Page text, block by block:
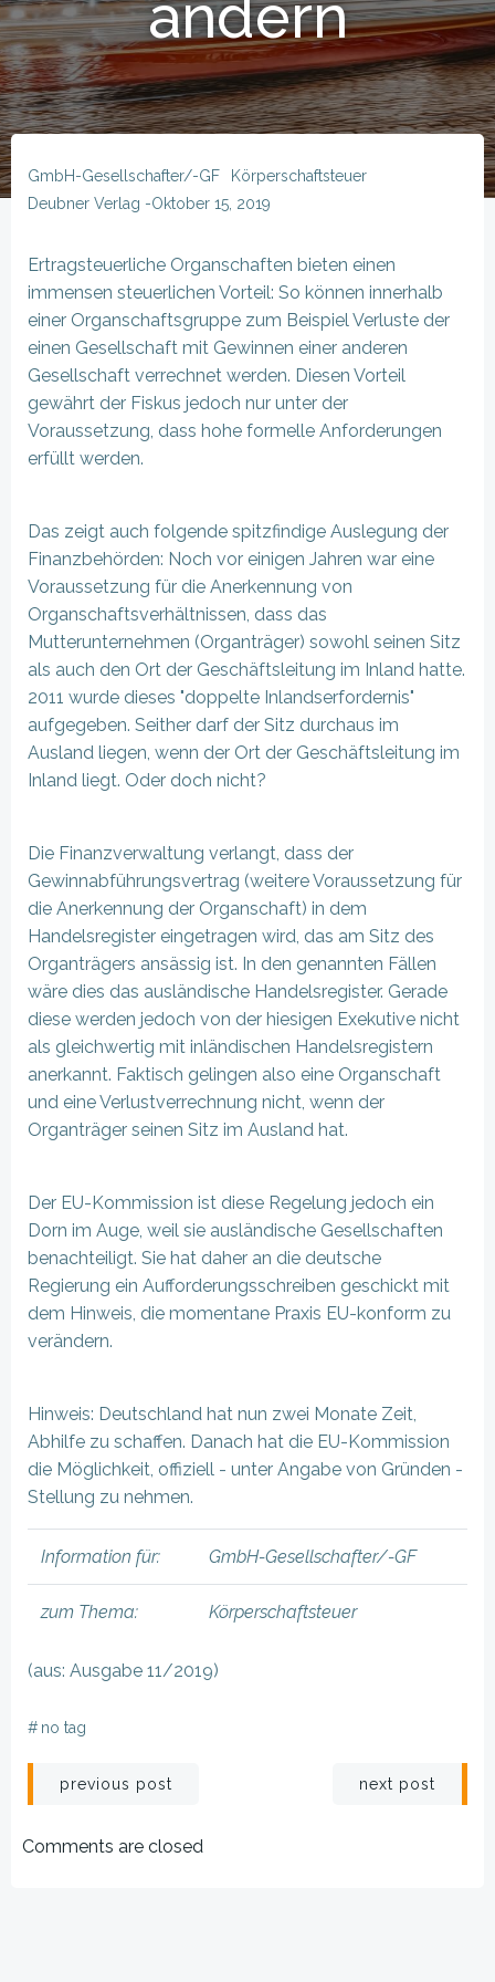
ändern
GmbH-Gesellschafter/-GF
Körperschaftsteuer
Deubner Verlag -Oktober 15, 2019
Ertragsteuerliche Organschaften bieten einen
immensen steuerlichen Vorteil: So können innerhalb
einer Organschaftsgruppe zum Beispiel Verluste der
einen Gesellschaft mit Gewinnen einer anderen
Gesellschaft verrechnet werden. Diesen Vorteil
gewährt der Fiskus jedoch nur unter der
Voraussetzung, dass hohe formelle Anforderungen
erfüllt werden.
Das zeigt auch folgende spitzfindige Auslegung der
Finanzbehörden: Noch vor einigen Jahren war eine
Voraussetzung für die Anerkennung von
Organschaftsverhältnissen, dass das
Mutterunternehmen (Organträger) sowohl seinen Sitz
als auch den Ort der Geschäftsleitung im Inland hatte.
2011 wurde dieses "doppelte Inlandserfordernis"
aufgegeben. Seither darf der Sitz durchaus im
Ausland liegen, wenn der Ort der Geschäftsleitung im
Inland liegt. Oder doch nicht?
Die Finanzverwaltung verlangt, dass der
Gewinnabführungsvertrag (weitere Voraussetzung für
die Anerkennung der Organschaft) in dem
Handelsregister eingetragen wird, das am Sitz des
Organträgers ansässig ist. In den genannten Fällen
wäre dies das ausländische Handelsregister. Gerade
diese werden jedoch von der hiesigen Exekutive nicht
als gleichwertig mit inländischen Handelsregistern
anerkannt. Faktisch gelingen also eine Organschaft
und eine Verlustverrechnung nicht, wenn der
Organträger seinen Sitz im Ausland hat.
Der EU-Kommission ist diese Regelung jedoch ein
Dorn im Auge, weil sie ausländische Gesellschaften
benachteiligt. Sie hat daher an die deutsche
Regierung ein Aufforderungsschreiben geschickt mit
dem Hinweis, die momentane Praxis EU-konform zu
verändern.
Hinweis: Deutschland hat nun zwei Monate Zeit,
Abhilfe zu schaffen. Danach hat die EU-Kommission
die Möglichkeit, offiziell - unter Angabe von Gründen -
Stellung zu nehmen.
Information für: GmbH-Gesellschafter/-GF
zum Thema: Körperschaftsteuer
(aus: Ausgabe 11/2019)
# no tag
Beitragsnavigation
previous post next post
Comments are closed